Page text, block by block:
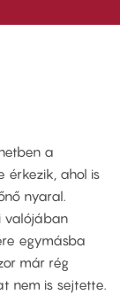
a
érkezik, ahol is
nyaral.
valójában
egymásba
már rég
nem is sejtette.